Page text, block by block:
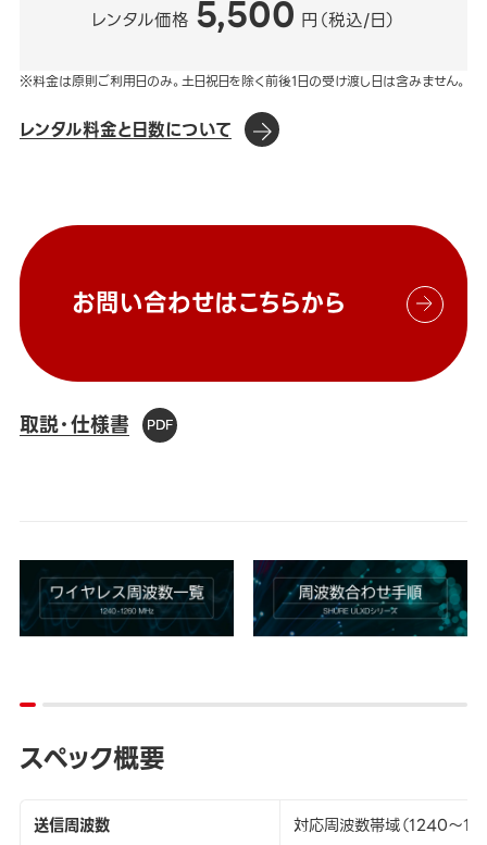
レンタル価格 5,500 円（税込/日）
※料金は原則ご利用日のみ。土日祝日を除く前後1日の受け渡し日は含みません。
レンタル料金と日数について
お問い合わせはこちらから
取説・仕様書
スペック概要
送信周波数
対応周波数帯域（1240～